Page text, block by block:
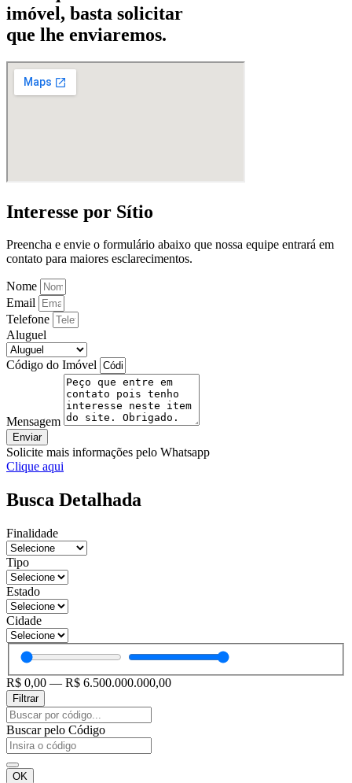
imóvel, basta solicitar
que lhe enviaremos.
Interesse por Sítio
Preencha e envie o formulário abaixo que nossa equipe entrará em
contato para maiores esclarecimentos.
Nome
Email
Telefone
Aluguel
Código do Imóvel
Mensagem
Enviar
Solicite mais informações pelo Whatsapp
Clique aqui
Busca Detalhada
Finalidade
Tipo
Estado
Cidade
R$ 0,00 — R$ 6.500.000.000,00
Filtrar
Pesquisar
...
Buscar pelo Código
OK